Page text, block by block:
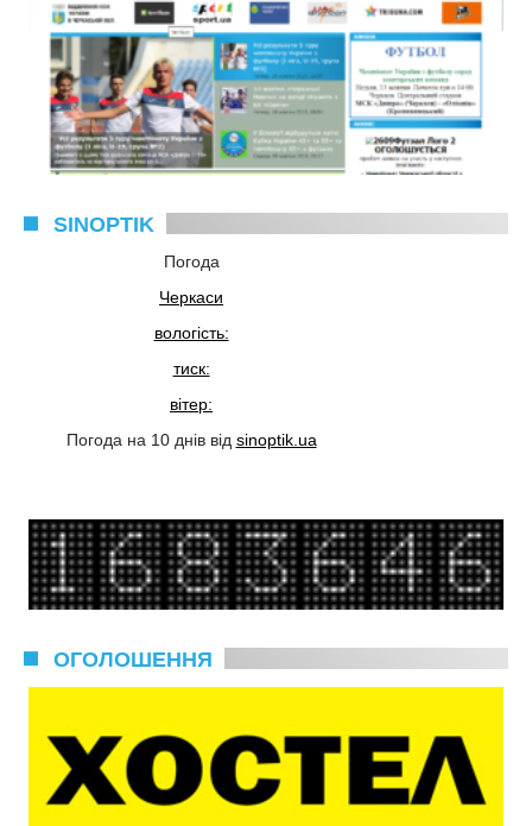
SINOPTIK
Погода
Черкаси
вологість:
тиск:
вітер:
Погода на 10 днів від sinoptik.ua
ОГОЛОШЕННЯ